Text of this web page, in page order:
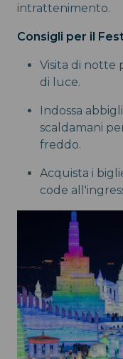
intrattenimento.
Consigli per il
Visita di notte
di luce.
Indossa
scaldamani
freddo.
Acquista i
code